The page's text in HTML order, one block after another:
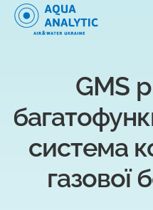
GMS
система
газової